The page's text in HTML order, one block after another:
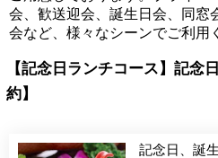
会、歓送迎会、誕生日会、同窓
会など、様々なシーンでご利用
【記念日ランチコース】記念
約】
記念日、誕